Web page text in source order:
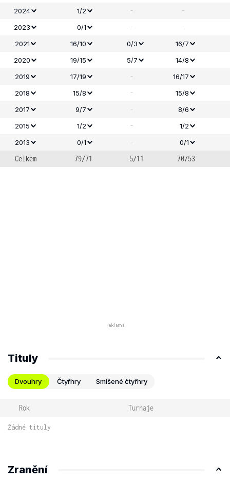
2024
1/2 - -
2023 0/1 - -
2021 16/10 0/3
16/7
2020
19/15 5/7
14/8
2019
17/19 -
16/17
2018
15/8 -
15/8
2017
9/7 -
8/6
2015
1/2 -
1/2
2013
0/1 - 0/1
Celkem 79/71 5/11 70/53
Tituly
Dvouhry Čtyřhry Smíšené čtyřhry
Rok Turnaje
Žádné tituly
Zranění